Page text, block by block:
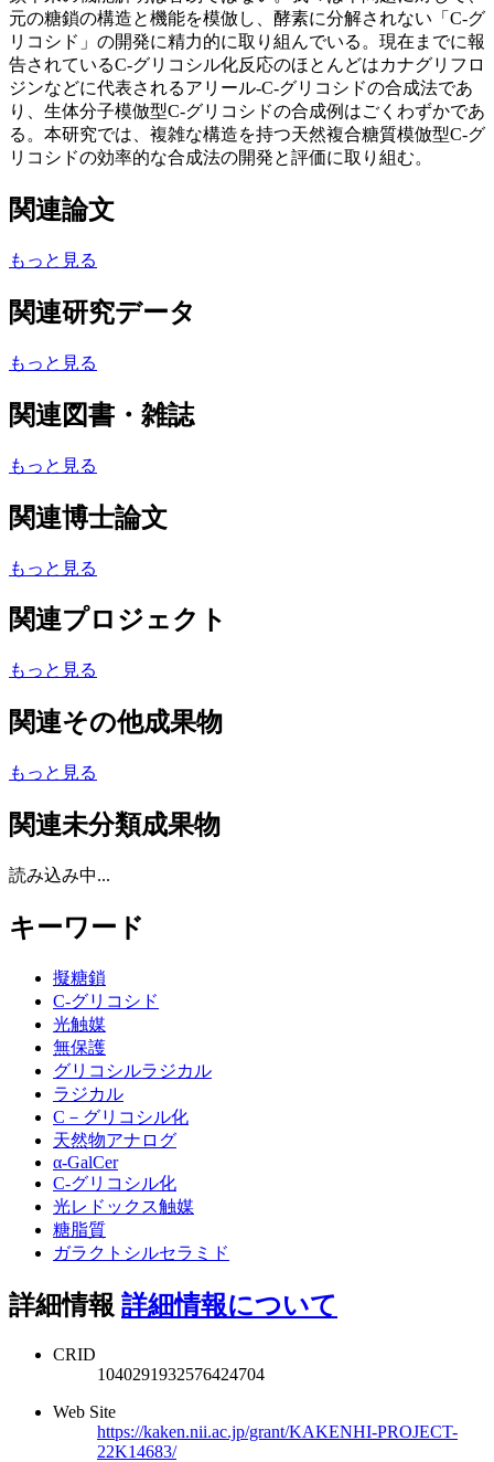
元の糖鎖の構造と機能を模倣し、酵素に分解されない「C-グ
リコシド」の開発に精力的に取り組んでいる。現在までに報
告されているC-グリコシル化反応のほとんどはカナグリフロ
ジンなどに代表されるアリール-C-グリコシドの合成法であ
り、生体分子模倣型C-グリコシドの合成例はごくわずかであ
る。本研究では、複雑な構造を持つ天然複合糖質模倣型C-グ
リコシドの効率的な合成法の開発と評価に取り組む。
関連論文
もっと見る
関連研究データ
もっと見る
関連図書・雑誌
もっと見る
関連博士論文
もっと見る
関連プロジェクト
もっと見る
関連その他成果物
もっと見る
関連未分類成果物
読み込み中...
キーワード
擬糖鎖
C-グリコシド
光触媒
無保護
グリコシルラジカル
ラジカル
C－グリコシル化
天然物アナログ
α-GalCer
C-グリコシル化
光レドックス触媒
糖脂質
ガラクトシルセラミド
詳細情報 詳細情報について
CRID
1040291932576424704
Web Site
https://kaken.nii.ac.jp/grant/KAKENHI-PROJECT-
22K14683/